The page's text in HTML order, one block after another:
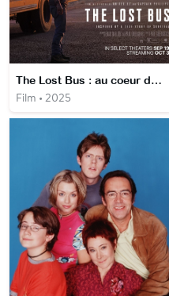
The Lost Bus : au coeur des flammes
Film • 2025